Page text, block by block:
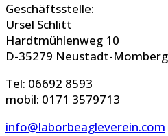
Geschäftsstelle:
Ursel Schlitt
Hardtmühlenweg 10
D-35279 Neustadt-Momberg
Tel: 06692 8593
mobil: 0171 3579713
info@laborbeagleverein.com